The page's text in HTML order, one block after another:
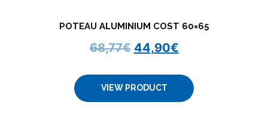
POTEAU ALUMINIUM COST 60×65
68,77€ 44,90€
VIEW PRODUCT